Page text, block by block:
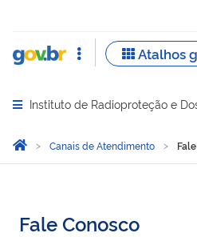
Abrir menu principal de
Instituto de Radioproteção e
Você está aqui:
Página Inicial
Canais de Atendimento
Fale Conosco